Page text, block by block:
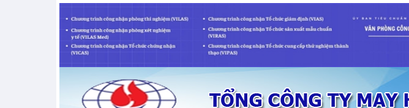
trưởng toàn cầu giảm xuống 1,3% trong năm 2026
Tin kinh tế thế giới - Thứ sáu, 7-8-2026
cầu tiêu thụ điện tử phục hồi tại nhiều thị trường lớn
XUẤT NHẬP KHẨU - Thứ năm, 6-8-2026